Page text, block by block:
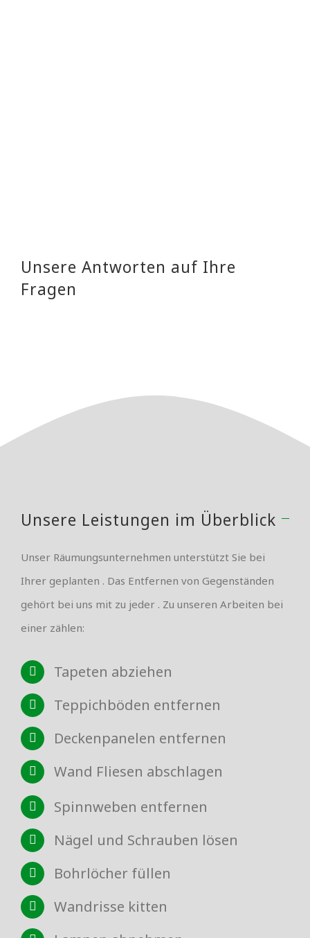
Unsere Antworten auf Ihre
Fragen
Unsere Leistungen im Überblick
Unser Räumungsunternehmen unterstützt Sie bei
Ihrer geplanten . Das Entfernen von Gegenständen
gehört bei uns mit zu jeder . Zu unseren Arbeiten bei
einer zählen:
Tapeten abziehen
Teppichböden entfernen
Deckenpanelen entfernen
Wand Fliesen abschlagen
Spinnweben entfernen
Nägel und Schrauben lösen
Bohrlöcher füllen
Wandrisse kitten